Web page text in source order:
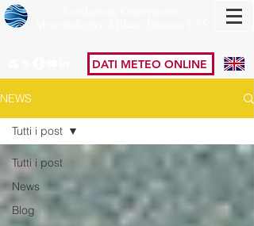
DATI METEO ONLINE
NEWS
Tutti i post
News
Blog
Tutti i post